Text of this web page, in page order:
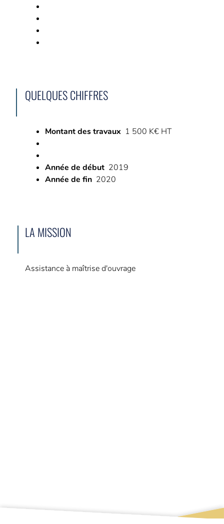
QUELQUES CHIFFRES
Montant des travaux 1 500 K€ HT
Année de début 2019
Année de fin 2020
LA MISSION
Assistance à maîtrise d'ouvrage